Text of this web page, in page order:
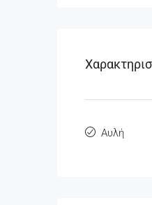
Αυλή